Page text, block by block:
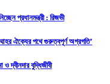
প্রধানমন্ত্রী : রিজভী
ঐক্যের পথে গুরুত্বপূর্ণ অগ্রগতি’
বুদ্ধিজীবী